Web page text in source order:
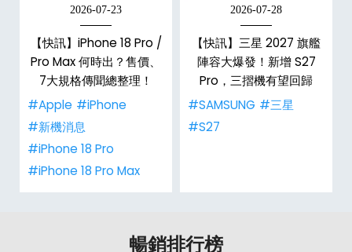
2026-07-23
【快訊】iPhone 18 Pro /
Pro Max 何時出？售價、
7大規格傳聞總整理！
#Apple #iPhone
#新機消息
#iPhone 18 Pro
#iPhone 18 Pro Max
2026-07-28
【快訊】三星 2027 旗艦
陣容大爆發！新增 S27
Pro，三摺機有望回歸
#SAMSUNG #三星
#S27
暢銷排行榜